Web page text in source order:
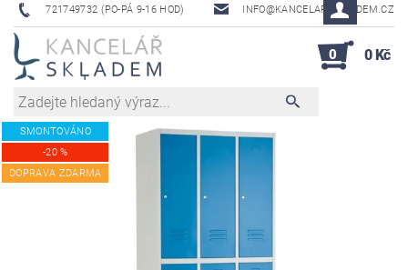
721749732 (PO-PÁ 9-16 HOD) INFO@KANCELAR-SKLADEM.CZ
0 0 Kč
SMONTOVÁNO
-20 %
DOPRAVA ZDARMA